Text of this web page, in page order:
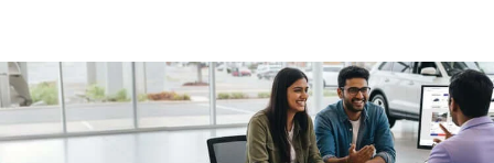
/fragments/plp-details